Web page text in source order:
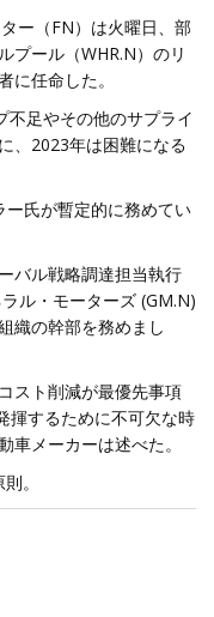
ー（FN）は火曜日、部
プール（WHR.N）のリ
に任命した。
足やその他のサプライ
、2023年は困難になる
ー氏が暫定的に務めてい
バル戦略調達担当執行
ル・モーターズ (GM.N)
織の幹部を務めまし
スト削減が最優先事項
揮するために不可欠な時
メーカーは述べた。
。